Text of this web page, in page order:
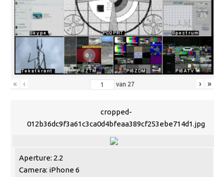
« ‹ van 27 › »
cropped-
012b36dc9f3a61c3ca0d4bfeaa389cf253ebe714d1.jpg
Aperture: 2.2
Camera: iPhone 6